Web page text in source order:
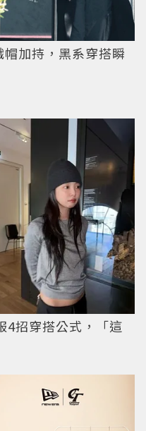
帽加持，黑系穿搭瞬
4招穿搭公式，「這